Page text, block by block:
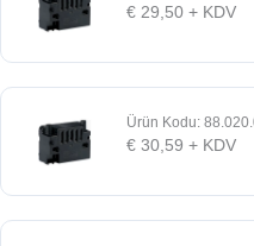
€ 29,50 + KDV
Ürün Kodu:
€ 30,59 + KDV